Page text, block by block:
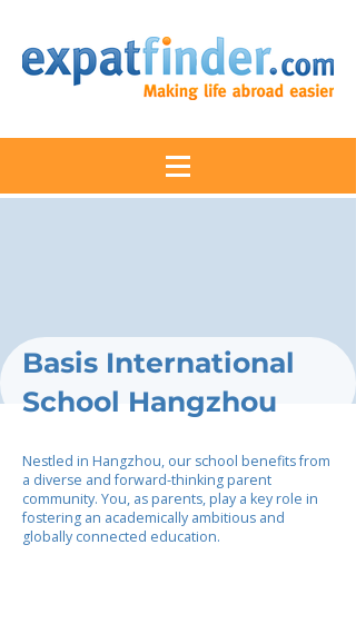
Basis International
School Hangzhou
Nestled in Hangzhou, our school benefits from
a diverse and forward-thinking parent
community. You, as parents, play a key role in
fostering an academically ambitious and
globally connected education.